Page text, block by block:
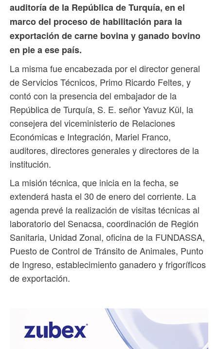
auditoría de la República de Turquía, en el
marco del proceso de habilitación para la
exportación de carne bovina y ganado bovino
en pie a ese país.
La misma fue encabezada por el director general
de Servicios Técnicos, Primo Ricardo Feltes, y
contó con la presencia del embajador de la
República de Turquía, S. E. señor Yavuz Kül, la
consejera del viceministerio de Relaciones
Económicas e Integración, Mariel Franco,
auditores, directores generales y directores de la
institución.
La misión técnica, que inicia en la fecha, se
extenderá hasta el 30 de enero del corriente. La
agenda prevé la realización de visitas técnicas al
laboratorio del Senacsa, coordinación de Región
Sanitaria, Unidad Zonal, oficina de la FUNDASSA,
Puesto de Control de Tránsito de Animales, Punto
de Ingreso, establecimiento ganadero y frigoríficos
de exportación.